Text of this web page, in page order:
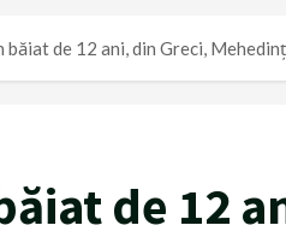
băiat de 12 ani, din Greci,
de 12